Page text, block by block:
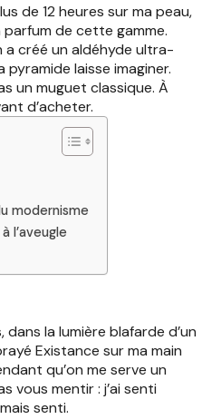
de 12 heures sur ma peau,
de cette gamme.
a créé un aldéhyde ultra-
laisse imaginer.
un muguet classique. À
d’acheter.
modernisme
l’aveugle
dans la lumière blafarde d’un
Existance sur ma main
qu’on me serve un
vous mentir : j’ai senti
senti.